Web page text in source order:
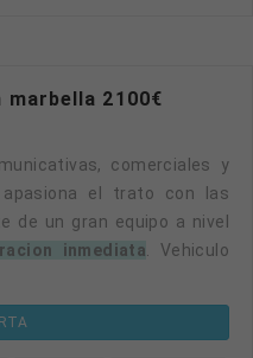
marbella 2100€
el trato con las
de un gran equipo a nivel
inmediata . Vehiculo